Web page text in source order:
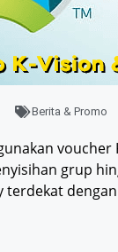
Berita & Promo
grup
terdekat